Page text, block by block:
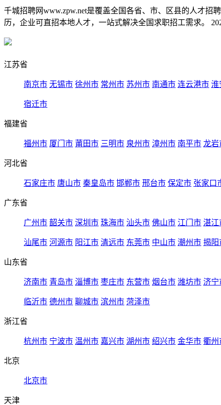
千城招聘网www.zpw.net是覆盖全国各省、市、区县的人才
历，企业可直招本地人才，一站式解决全国求职招工需求。
江苏省
南京市 无锡市 徐州市 常州市 苏州市 南通市 连云港市 淮
宿迁市
福建省
福州市 厦门市 莆田市 三明市 泉州市 漳州市 南平市 龙岩
河北省
石家庄市 唐山市 秦皇岛市 邯郸市 邢台市 保定市 张家口
广东省
广州市 韶关市 深圳市 珠海市 汕头市 佛山市 江门市 湛江
汕尾市 河源市 阳江市 清远市 东莞市 中山市 潮州市 揭阳
山东省
济南市 青岛市 淄博市 枣庄市 东营市 烟台市 潍坊市 济宁
临沂市 德州市 聊城市 滨州市 菏泽市
浙江省
杭州市 宁波市 温州市 嘉兴市 湖州市 绍兴市 金华市 衢州
北京
北京市
天津